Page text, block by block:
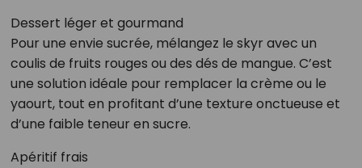
Dessert léger et gourmand
Pour une envie sucrée, mélangez le skyr avec un
coulis de fruits rouges ou des dés de mangue. C’est
une solution idéale pour remplacer la crème ou le
yaourt, tout en profitant d’une texture onctueuse et
d’une faible teneur en sucre.
Apéritif frais